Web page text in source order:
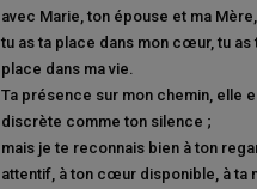
avec Marie, ton épouse et ma Mère,
tu as ta place dans mon cœur, tu as
place dans ma vie.
Ta présence sur mon chemin, elle
discrète comme ton silence ;
mais je te reconnais bien à ton
attentif, à ton cœur disponible, à ta